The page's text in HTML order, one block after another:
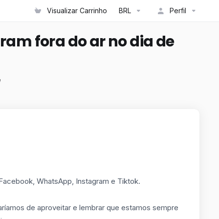
Visualizar Carrinho BRL Perfil
fora do ar no dia de
WhatsApp, Instagram e Tiktok.
de aproveitar e lembrar que estamos sempre